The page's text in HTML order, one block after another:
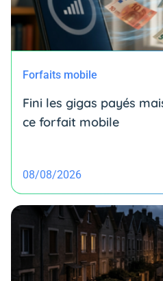
Forfaits mobile
Fini les gigas payés
ce forfait mobile
08/08/2026